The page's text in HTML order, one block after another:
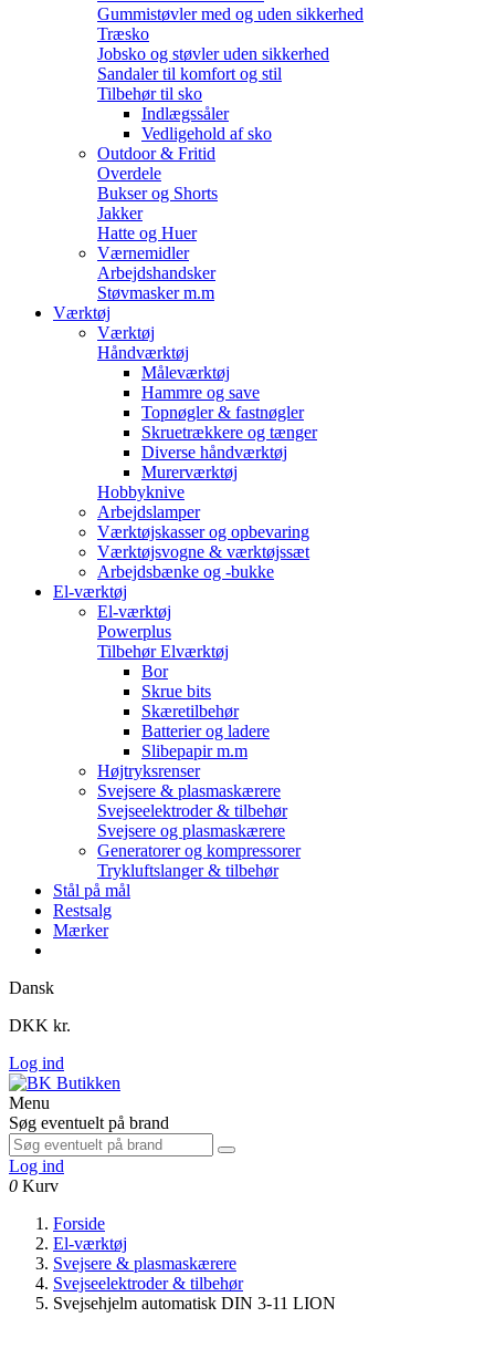
Gummistøvler med og uden sikkerhed
Træsko
Jobsko og støvler uden sikkerhed
Sandaler til komfort og stil
Tilbehør til sko
Indlægssåler
Vedligehold af sko
Outdoor & Fritid
Overdele
Bukser og Shorts
Jakker
Hatte og Huer
Værnemidler
Arbejdshandsker
Støvmasker m.m
Værktøj
Værktøj
Håndværktøj
Måleværktøj
Hammre og save
Topnøgler & fastnøgler
Skruetrækkere og tænger
Diverse håndværktøj
Murerværktøj
Hobbyknive
Arbejdslamper
Værktøjskasser og opbevaring
Værktøjsvogne & værktøjssæt
Arbejdsbænke og -bukke
El-værktøj
El-værktøj
Powerplus
Tilbehør Elværktøj
Bor
Skrue bits
Skæretilbehør
Batterier og ladere
Slibepapir m.m
Højtryksrenser
Svejsere & plasmaskærere
Svejseelektroder & tilbehør
Svejsere og plasmaskærere
Generatorer og kompressorer
Trykluftslanger & tilbehør
Stål på mål
Restsalg
Mærker
Dansk
DKK kr.
Log ind
Menu
Søg eventuelt på brand
Log ind
0 Kurv
Forside
El-værktøj
Svejsere & plasmaskærere
Svejseelektroder & tilbehør
Svejsehjelm automatisk DIN 3-11 LION